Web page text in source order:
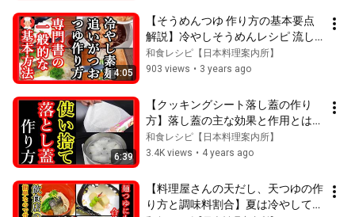
4:05
【そうめんつゆ 作り方の基本要点
解説】冷やしそうめんレシピ 流し
素麺・ぶっかけ素麺の割合・
Japanese food👉#和食レシピ日
和食レシピ【日本料理案内所】
903 views • 3 years ago
6:39
【クッキングシート落し蓋の作り
方】落し蓋の主な効果と作用とは？
Japanese food👉#和食レシピ日
本料理案内所
和食レシピ【日本料理案内所】
3.4K views • 4 years ago
【料理屋さんの天だし、天つゆの作
り方と調味料割合】夏は冷やして麺